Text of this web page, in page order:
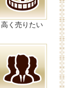
高く売りたい